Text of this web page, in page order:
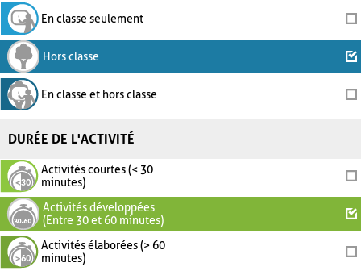
En classe seulement
Hors classe
En classe et hors classe
DURÉE DE L'ACTIVITÉ
Activités courtes (< 30
minutes)
Activités développées
(Entre 30 et 60 minutes)
Activités élaborées (> 60
minutes)